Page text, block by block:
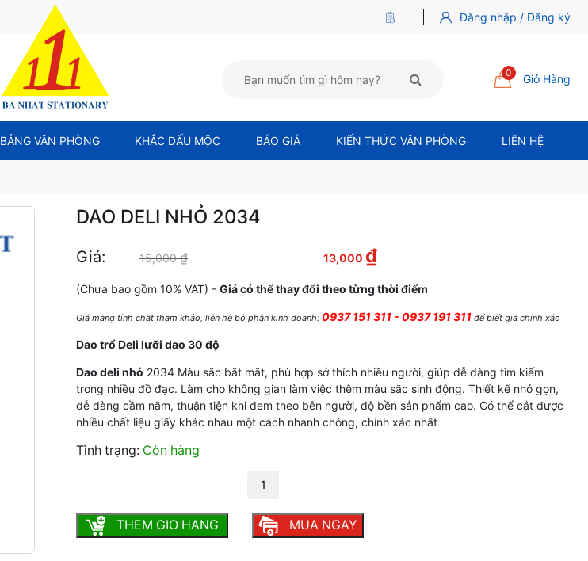
Đăng nhập / Đăng ký
0 Giỏ Hàng
BẢNG VĂN PHÒNG KHẮC DẤU MỘC BÁO GIÁ KIẾN THỨC VĂN PHÒNG LIÊN HỆ
DAO DELI NHỎ 2034
Giá: 15,000₫ 13,000 ₫
(Chưa bao gồm 10% VAT) - Giá có thể thay đổi theo từng thời điểm
Giá mang tính chất tham khảo, liên hệ bộ phận kinh doanh: 0937 151 311 - 0937 191 311 để biết giá chính xác
Dao trổ Deli lưỡi dao 30 độ
Dao deli nhỏ 2034 Màu sắc bắt mắt, phù hợp sở thích nhiều người, giúp dễ dàng tìm kiếm
trong nhiều đồ đạc. Làm cho không gian làm việc thêm màu sắc sinh động. Thiết kế nhỏ gọn,
dễ dàng cầm nắm, thuận tiện khi đem theo bên người, độ bền sản phẩm cao. Có thể cắt được
nhiều chất liệu giấy khác nhau một cách nhanh chóng, chính xác nhất
Tình trạng: Còn hàng
THEM GIO HANG MUA NGAY